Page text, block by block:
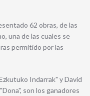
62 obras, de las
una de las cuales se
permitido por las
Indarrak" y David
son los ganadores